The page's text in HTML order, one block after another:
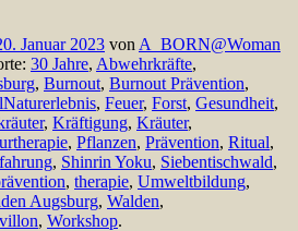
Januar 2023 von A_BORN@Woman
30 Jahre, Abwehrkräfte,
, Burnout, Burnout Prävention,
, Feuer, Forst, Gesundheit,
, Kräftigung, Kräuter,
, Pflanzen, Prävention, Ritual,
, Shinrin Yoku, Siebentischwald,
, therapie, Umweltbildung,
Augsburg, Walden,
, Workshop.